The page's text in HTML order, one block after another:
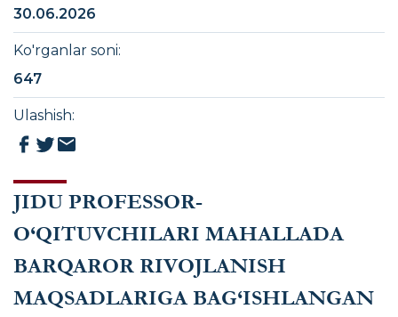
JIDU PROFESSOR-
O‘QITUVCHILARI MAHALLADA
BARQAROR RIVOJLANISH
MAQSADLARIGA BAG‘ISHLANGAN
30.06.2026
Ko'rganlar soni:
647
Ulashish: